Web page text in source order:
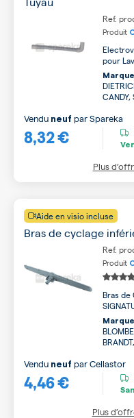
Ref.
Produit
pour
CANDY,
8,32 €
Vendu neuf parSpareka
Plus
Aide en visio incluse
Bras de cyclage
Ref.
Produit
Bras de
4,46 €
Vendu neuf parCellastor
Plus